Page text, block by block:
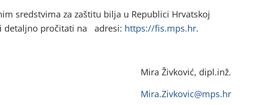
sredstvima za zaštitu bilja u Republici Hrvatskoj
detaljno pročitati na adresi: https://fis.mps.hr.
Mira Živković, dipl.inž.
Mira.Zivkovic@mps.hr